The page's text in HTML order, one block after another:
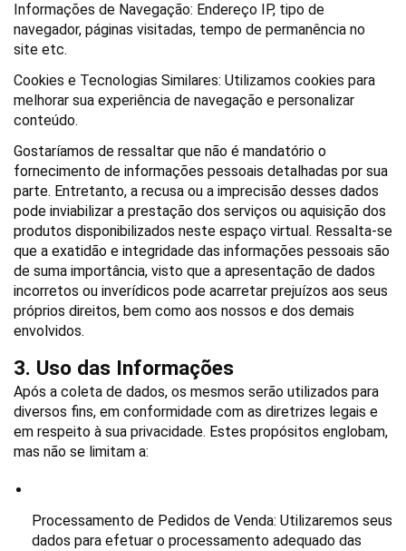
Informações de Navegação: Endereço IP, tipo de
navegador, páginas visitadas, tempo de permanência no
site etc.
Cookies e Tecnologias Similares: Utilizamos cookies para
melhorar sua experiência de navegação e personalizar
conteúdo.
Gostaríamos de ressaltar que não é mandatório o
fornecimento de informações pessoais detalhadas por sua
parte. Entretanto, a recusa ou a imprecisão desses dados
pode inviabilizar a prestação dos serviços ou aquisição dos
produtos disponibilizados neste espaço virtual. Ressalta-se
que a exatidão e integridade das informações pessoais são
de suma importância, visto que a apresentação de dados
incorretos ou inverídicos pode acarretar prejuízos aos seus
próprios direitos, bem como aos nossos e dos demais
envolvidos.
3. Uso das Informações
Após a coleta de dados, os mesmos serão utilizados para
diversos fins, em conformidade com as diretrizes legais e
em respeito à sua privacidade. Estes propósitos englobam,
mas não se limitam a:
Processamento de Pedidos de Venda: Utilizaremos seus
dados para efetuar o processamento adequado das